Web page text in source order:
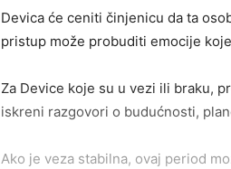
Devica će ceniti činjenicu da ta
pristup može probuditi emocije
Za Device koje su u vezi ili braku,
iskreni razgovori o budućnosti,
Ako je veza stabilna, ovaj period